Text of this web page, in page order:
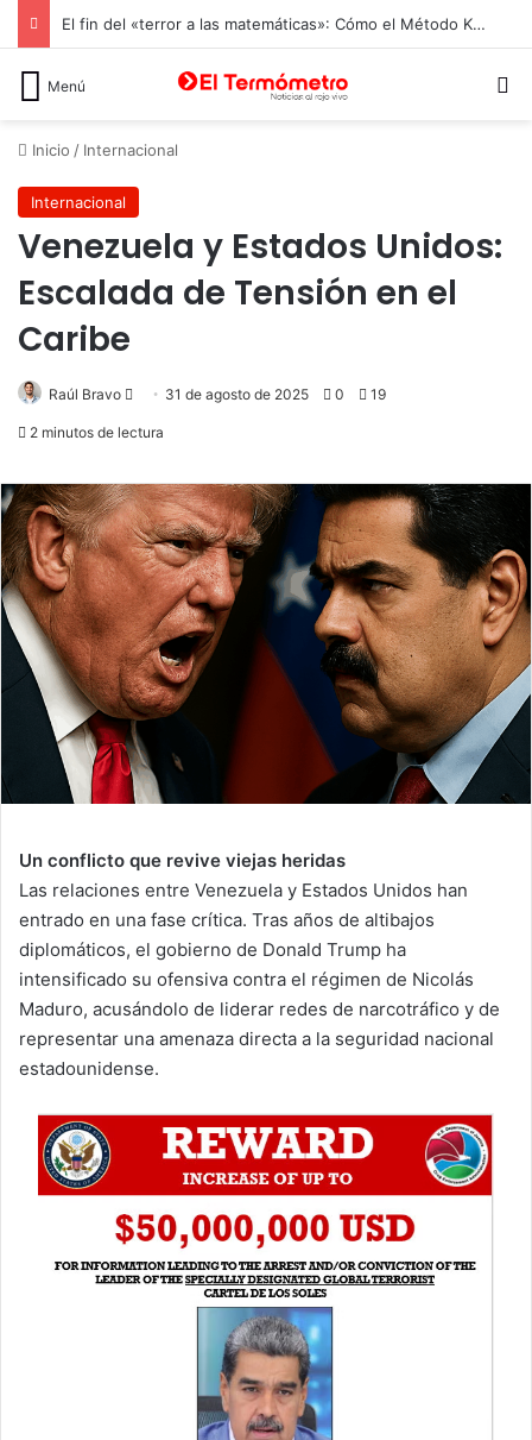
El fin del «terror a las matemáticas»: Cómo el Método Kumon conquista a Chile desde la autonomía y la neurociencia
Menú
Inicio / Internacional
Internacional
Venezuela y Estados Unidos:
Escalada de Tensión en el
Caribe
Raúl Bravo
Send 31 de agosto de 2025 0 19
2 minutos de lectura
Un conflicto que revive viejas heridas
Las relaciones entre Venezuela y Estados Unidos han
entrado en una fase crítica. Tras años de altibajos
diplomáticos, el gobierno de Donald Trump ha
intensificado su ofensiva contra el régimen de Nicolás
Maduro, acusándolo de liderar redes de narcotráfico y de
representar una amenaza directa a la seguridad nacional
estadounidense.